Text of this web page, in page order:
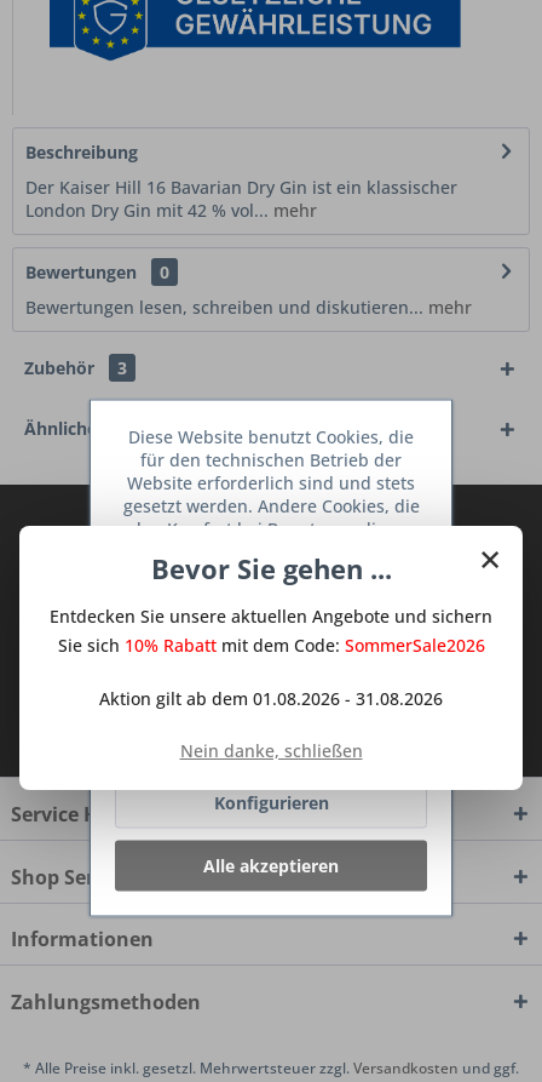
Beschreibung
Der Kaiser Hill 16 Bavarian Dry Gin ist ein klassischer
London Dry Gin mit 42 % vol... mehr
Bewertungen
0
Bewertungen lesen, schreiben und diskutieren... mehr
Zubehör 3
Ähnliche Artikel
Abonnieren Sie den kostenlosen Deine
Sie keine Neuigkeit oder Aktion mehr aus
dem Traum Küchen - Shop.
Ich habe dieDatenschutzbestimmungen
zur Kenntnis genommen.
Service Hotline
Shop Service
Informationen
Zahlungsmethoden
* Alle Preise inkl. gesetzl. Mehrwertsteuer zzgl.Versandkosten und ggf.
×
Bevor Sie gehen ...
Entdecken Sie unsere aktuellen Angebote und sichern
Sie sich 10% Rabattmit dem Code: SommerSale2026
Aktion gilt ab dem 01.08.2026 - 31.08.2026
Nein danke, schließen
Diese Website benutzt Cookies, die
für den technischen Betrieb der
Website erforderlich sind und stets
gesetzt werden. Andere Cookies, die
den Komfort bei Benutzung dieser
dienen oder die Interaktion mit
Netzwerken vereinfachen sollen,
werden nur mit Ihrer Zustimmung
Ablehnen
Konfigurieren
Alle akzeptieren